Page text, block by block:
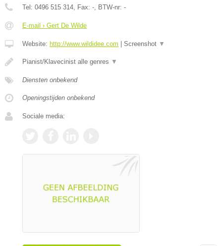
Tel: 0496 515 314 , Fax: - , BTW-nr: -
E-mail › Gert De Wilde
Website: http://www.wildidee.com Screenshot ▼
Pianist/Klavecinist alle genres ▼
Diensten onbekend
Openingstijden onbekend
Sociale media: